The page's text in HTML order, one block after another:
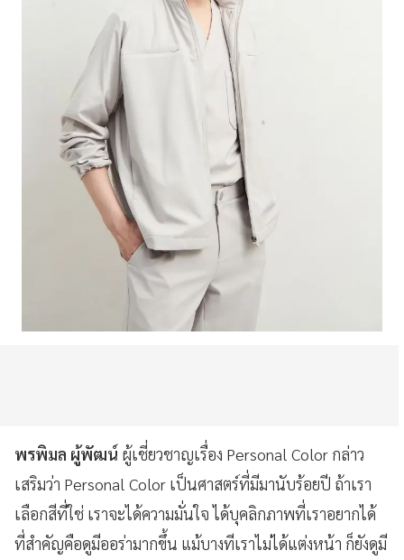
พรพิมล ผู้พัฒน์ ผู้เชี่ยวชาญเรื่อง Personal Color กล่าว
เสริมว่า Personal Color เป็นศาสตร์ที่มีมานับร้อยปี ถ้าเรา
เลือกสีที่ใช่ เราจะได้ความมั่นใจ ได้บุคลิกภาพที่เราอยากได้
ที่สำคัญคือดูมีออร่ามากขึ้น แม้บางทีเราไม่ได้แต่งหน้า ก็ยังดูมี